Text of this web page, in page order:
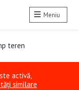
Meniu
teren
activă,
similare